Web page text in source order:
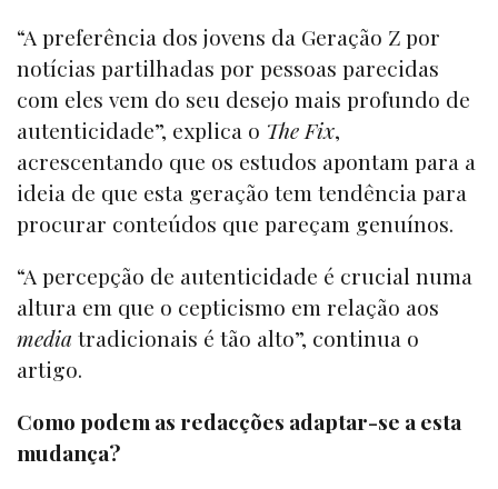
“A preferência dos jovens da Geração Z por
notícias partilhadas por pessoas parecidas
com eles vem do seu desejo mais profundo de
autenticidade”, explica o The Fix,
acrescentando que os estudos apontam para a
ideia de que esta geração tem tendência para
procurar conteúdos que pareçam genuínos.
“A percepção de autenticidade é crucial numa
altura em que o cepticismo em relação aos
media tradicionais é tão alto”, continua o
artigo.
Como podem as redacções adaptar-se a esta
mudança?